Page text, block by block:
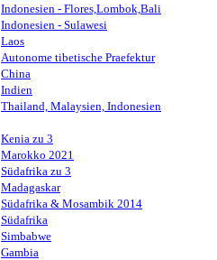
Indonesien - Flores,Lombok,Bali
Indonesien - Sulawesi
Laos
Autonome tibetische Praefektur
China
Indien
Thailand, Malaysien, Indonesien
Kenia zu 3
Marokko 2021
Südafrika zu 3
Madagaskar
Südafrika & Mosambik 2014
Südafrika
Simbabwe
Gambia